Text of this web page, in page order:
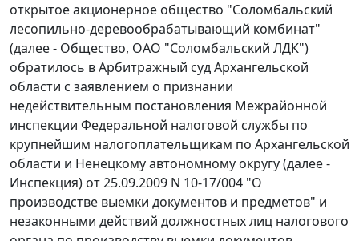
открытое акционерное общество "Соломбальский
лесопильно-деревообрабатывающий комбинат"
(далее - Общество, ОАО "Соломбальский ЛДК")
обратилось в Арбитражный суд Архангельской
области с заявлением о признании
недействительным постановления Межрайонной
инспекции Федеральной налоговой службы по
крупнейшим налогоплательщикам по Архангельской
области и Ненецкому автономному округу (далее -
Инспекция) от 25.09.2009 N 10-17/004 "О
производстве выемки документов и предметов" и
незаконными действий должностных лиц налогового